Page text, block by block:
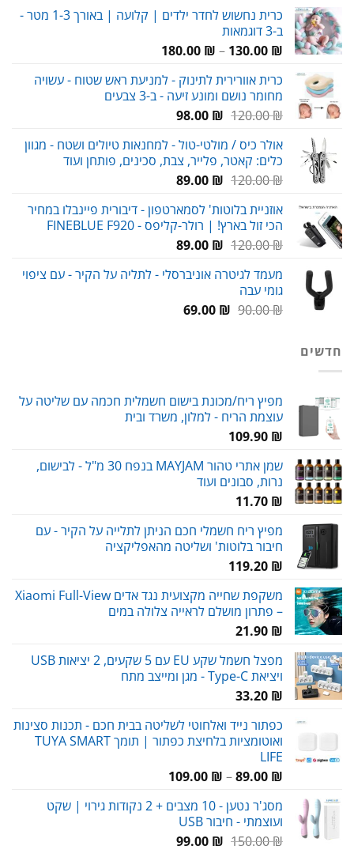
היה:
80.00 ₪.
הוא:
כרית נחשוש לחדר ילדים | קלועה | באורך 1-3 מטר -
ב-3 דוגמאות
130.00 ₪
–
180.00 ₪
עד
כרית אוורירית לתינוק - למניעת ראש שטוח - עשויה
מחומר נושם ומונע זיעה - ב-3 צבעים
120.00₪
המחיר
היה:
120.00 ₪.
98.00 ₪
המחיר
הוא:
98.00 ₪.
אולר כיס / מולטי-טול - למחנאות טיולים ושטח - מגוון
כלים: קאטר, פלייר, צבת, סכינים, פותחן ועוד
120.00₪
המחיר
היה:
120.00 ₪.
89.00 ₪
המחיר
הוא:
89.00 ₪.
אוזניית בלוטות' לסמארטפון - דיבורית פיינבלו במחיר
הכי זול בארץ! | רולר-קליפס - FINEBLUE F920
120.00₪
המחיר
היה:
89.00 ₪
המחיר
הוא:
מעמד לגיטרה אוניברסלי - לתליה על הקיר - עם ציפוי
גומי עבה
90.00₪
המחיר69.00 ₪
המחיר
חדשים
מפיץ ריח/מכונת בישום חשמלית חכמה עם שליטה על
עוצמת הריח - למלון, משרד ובית
109.90 ₪
שמן אתרי טהור MAYJAM בנפח 30 מ"ל - לבישום,
נרות, סבונים ועוד
11.70 ₪
מפיץ ריח חשמלי חכם הניתן לתלייה על הקיר - עם
חיבור בלוטות' ושליטה מהאפליקציה
119.20 ₪
משקפת שחייה מקצועית נגד אדים Xiaomi Full-View
– פתרון מושלם לראייה צלולה במים
21.90 ₪
מפצל חשמל שקע EU עם 5 שקעים, 2 יציאות USB
ויציאת Type-C - מגן ומייצב מתח
33.20 ₪
כפתור נייד ואלחוטי לשליטה בבית חכם - תכנות סצינות
ואוטומציות בלחיצת כפתור | תומך TUYA SMART
LIFE
89.00 ₪
–
109.00 ₪
מסג'ר נטען - 10 מצבים + 2 נקודות גירוי | שקט
ועוצמתי - חיבור USB
150.00₪ המחיר99.00 ₪ המחיר